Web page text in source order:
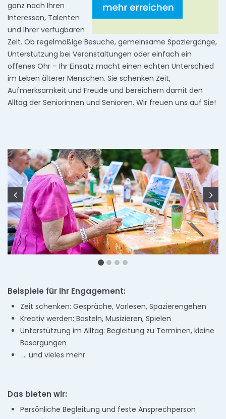
ganz nach Ihren
Interessen, Talenten
und Ihrer verfügbaren
Zeit. Ob regelmäßige Besuche, gemeinsame Spaziergänge,
Unterstützung bei Veranstaltungen oder einfach ein
offenes Ohr – Ihr Einsatz macht einen echten Unterschied
im Leben älterer Menschen. Sie schenken Zeit,
Aufmerksamkeit und Freude und bereichern damit den
Alltag der Seniorinnen und Senioren. Wir freuen uns auf Sie!
Zurück
Beispiele für Ihr Engagement:
Zeit schenken: Gespräche, Vorlesen, Spazierengehen
Kreativ werden: Basteln, Musizieren, Spielen
Unterstützung im Alltag: Begleitung zu Terminen, kleine
Besorgungen
... und vieles mehr
Das bieten wir:
Persönliche Begleitung und feste Ansprechperson